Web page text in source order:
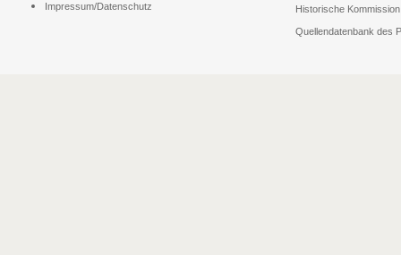
Impressum/Datenschutz
Historische
Quellendatenbank des